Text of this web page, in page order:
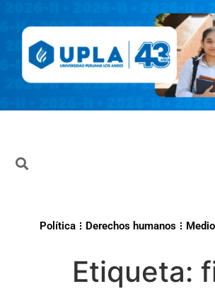
Política Derechos humanos
Etiqueta: